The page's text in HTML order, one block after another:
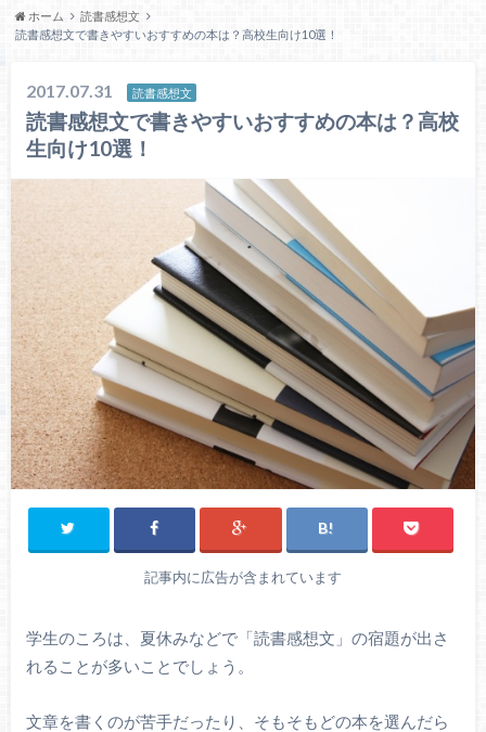
ホーム
読書感想文
読書感想文で書きやすいおすすめの本は？高校生向け10選！
2017.07.31 読書感想文
読書感想文で書きやすいおすすめの本は？高校
生向け10選！
記事内に広告が含まれています
学生のころは、夏休みなどで「読書感想文」の宿題が出さ
れることが多いことでしょう。
文章を書くのが苦手だったり、そもそもどの本を選んだら